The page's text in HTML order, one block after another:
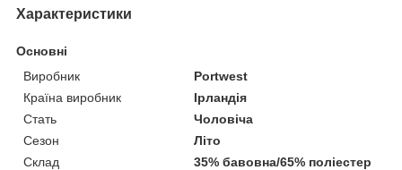
Характеристики
Основні
Виробник
Portwest
Країна виробник
Ірландія
Стать
Чоловіча
Сезон
Літо
Склад
35% бавовна/65% поліестер